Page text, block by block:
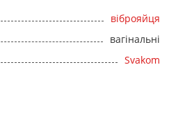
віброяйця
вагінальні
Svakom